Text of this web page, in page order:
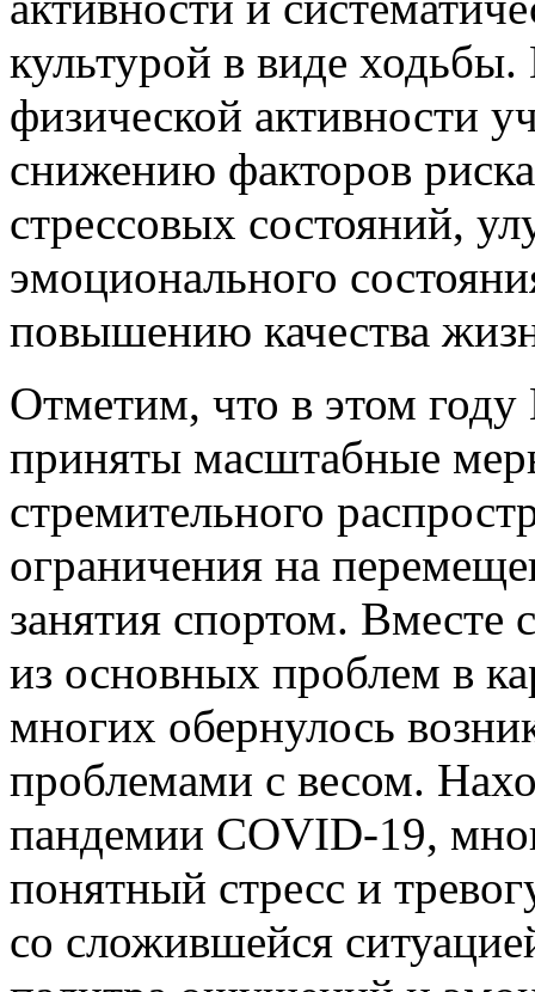
культурой в виде
физической активности
снижению факторов
стрессовых состояний,
эмоционального
повышению качества
Отметим, что в этом
приняты масштабные
стремительного
ограничения на
занятия спортом. Вместе
из основных проблем в
многих обернулось
проблемами с весом.
пандемии COVID-19,
понятный стресс и
со сложившейся